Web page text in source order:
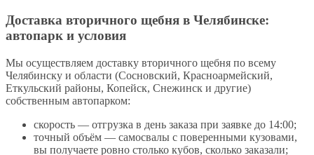
Доставка вторичного щебня в Челябинске:
автопарк и условия
Мы осуществляем доставку вторичного щебня по всему
Челябинску и области (Сосновский, Красноармейский,
Еткульский районы, Копейск, Снежинск и другие)
собственным автопарком:
скорость — отгрузка в день заказа при заявке до 14:00;
точный объём — самосвалы с поверенными кузовами,
вы получаете ровно столько кубов, сколько заказали;